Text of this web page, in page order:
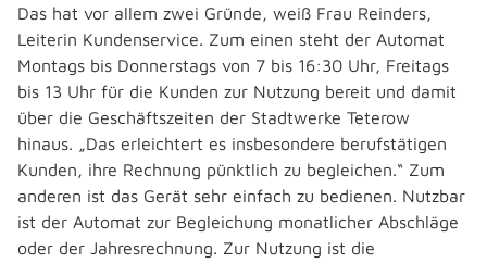
Das hat vor allem zwei Gründe, weiß Frau Reinders,
Leiterin Kundenservice. Zum einen steht der Automat
Montags bis Donnerstags von 7 bis 16:30 Uhr, Freitags
bis 13 Uhr für die Kunden zur Nutzung bereit und damit
über die Geschäftszeiten der Stadtwerke Teterow
hinaus. „Das erleichtert es insbesondere berufstätigen
Kunden, ihre Rechnung pünktlich zu begleichen.“ Zum
anderen ist das Gerät sehr einfach zu bedienen. Nutzbar
ist der Automat zur Begleichung monatlicher Abschläge
oder der Jahresrechnung. Zur Nutzung ist die